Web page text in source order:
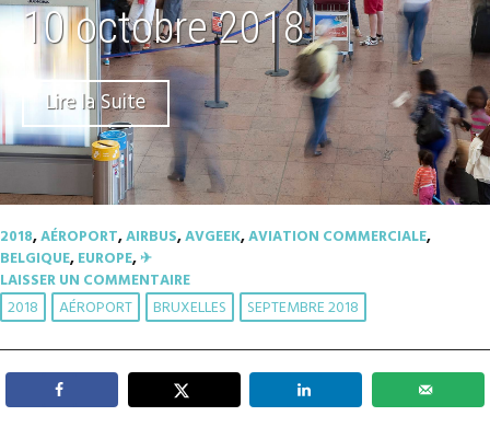
10 octobre 2018
Lire la Suite
2018,AÉROPORT,AIRBUS,AVGEEK,AVIATION COMMERCIALE,
BELGIQUE,EUROPE,✈︎
LAISSER UN COMMENTAIRE
2018 AÉROPORT BRUXELLES SEPTEMBRE 2018